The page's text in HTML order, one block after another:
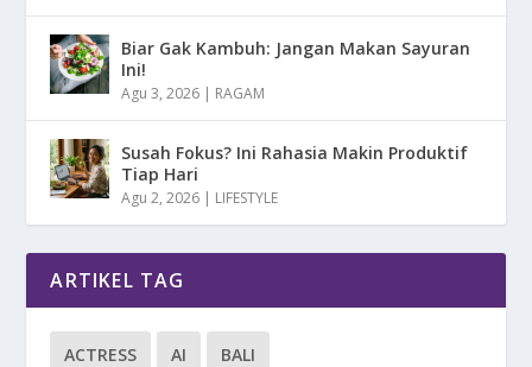
Biar Gak Kambuh: Jangan Makan Sayuran
Ini!
Agu 3, 2026 | RAGAM
Susah Fokus? Ini Rahasia Makin Produktif
Tiap Hari
Agu 2, 2026 | LIFESTYLE
ARTIKEL TAG
ACTRESS AI BALI